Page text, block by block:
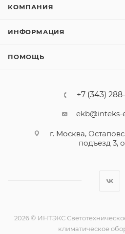
КОМПАНИЯ
ИНФОРМАЦИЯ
ПОМОЩЬ
+7 (343)
ekb@inteks-
г. Москва,
подъезд 3,
2026 © ИНТЭКС
климатическое